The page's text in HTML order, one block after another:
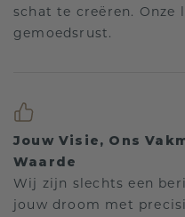
schat te creëren. Onze
gemoedsrust.
Jouw Visie, Ons
Waarde
Wij zijn slechts een
jouw droom met